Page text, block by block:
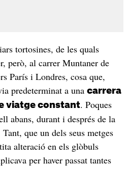
tortosines, de les quals
però, al carrer Muntaner de
París i Londres, cosa que,
predeterminat a una carrera
viatge constant. Poques
abans, durant i després de la
que un dels seus metges
alteració en els glòbuls
per haver passat tantes